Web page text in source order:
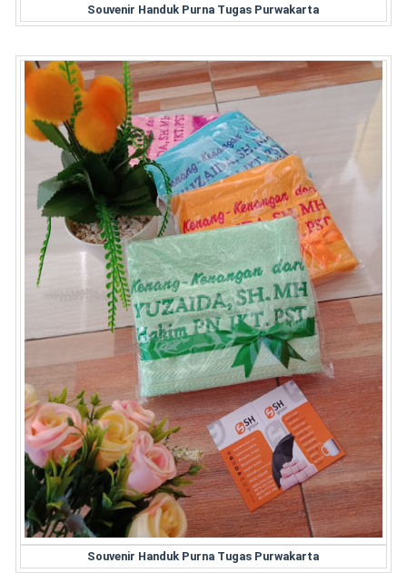
Souvenir Handuk Purna Tugas Purwakarta
Souvenir Handuk Purna Tugas Purwakarta